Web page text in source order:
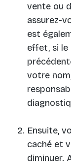
vente ou
assurez-
est
effet, si
votre
Ensuite,
caché et
diminuer.